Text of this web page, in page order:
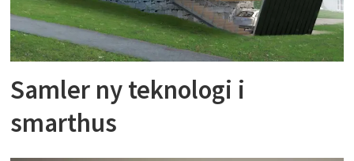
Samler ny teknologi i
smarthus